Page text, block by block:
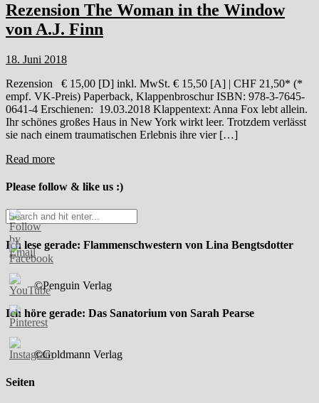
Rezension The Woman in the Window
von A.J. Finn
18. Juni 2018
Rezension € 15,00 [D] inkl. MwSt. € 15,50 [A] | CHF 21,50* (*
empf. VK-Preis) Paperback, Klappenbroschur ISBN: 978-3-7645-
0641-4 Erschienen: 19.03.2018 Klappentext: Anna Fox lebt allein.
Ihr schönes großes Haus in New York wirkt leer. Trotzdem verlässt
sie nach einem traumatischen Erlebnis ihre vier […]
Read more
Please follow & like us :)
Ich lese gerade: Flammenschwestern von Lina Bengtsdotter
©Penguin Verlag
Ich höre gerade: Das Sanatorium von Sarah Pearse
©Goldmann Verlag
Seiten